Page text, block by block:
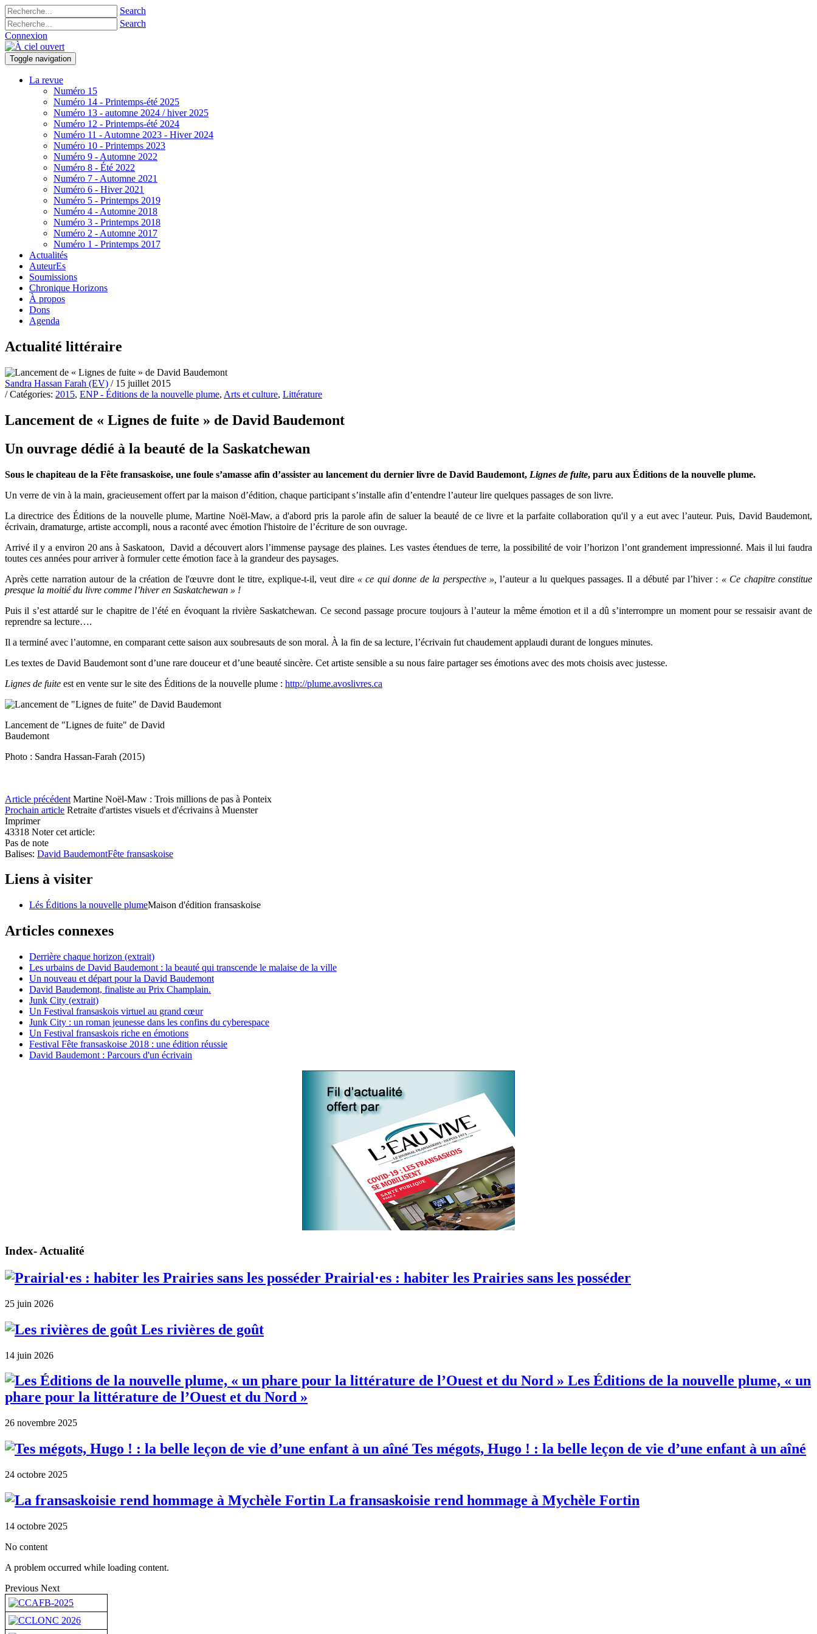
Search
Search
Connexion
Toggle navigation
La revue
Numéro 15
Numéro 14 - Printemps-été 2025
Numéro 13 - automne 2024 / hiver 2025
Numéro 12 - Printemps-été 2024
Numéro 11 - Automne 2023 - Hiver 2024
Numéro 10 - Printemps 2023
Numéro 9 - Automne 2022
Numéro 8 - Été 2022
Numéro 7 - Automne 2021
Numéro 6 - Hiver 2021
Numéro 5 - Printemps 2019
Numéro 4 - Automne 2018
Numéro 3 - Printemps 2018
Numéro 2 - Automne 2017
Numéro 1 - Printemps 2017
Actualités
AuteurEs
Soumissions
Chronique Horizons
À propos
Dons
Agenda
Actualité littéraire
Sandra Hassan Farah (EV) / 15 juillet 2015
/ Catégories: 2015, ENP - Éditions de la nouvelle plume, Arts et culture, Littérature
Lancement de « Lignes de fuite » de David Baudemont
Un ouvrage dédié à la beauté de la Saskatchewan
Sous le chapiteau de la Fête fransaskoise, une foule s’amasse afin d’assister au lancement du dernier livre de David Baudemont, Lignes de fuite, paru aux Éditions de la nouvelle plume.
Un verre de vin à la main, gracieusement offert par la maison d’édition, chaque participant s’installe afin d’entendre l’auteur lire quelques passages de son livre.
La directrice des Éditions de la nouvelle plume, Martine Noël-Maw, a d'abord pris la parole afin de saluer la beauté de ce livre et la parfaite collaboration qu'il y a eut avec l’auteur. Puis, David Baudemont,
écrivain, dramaturge, artiste accompli, nous a raconté avec émotion l'histoire de l’écriture de son ouvrage.
Arrivé il y a environ 20 ans à Saskatoon, David a découvert alors l’immense paysage des plaines. Les vastes étendues de terre, la possibilité de voir l’horizon l’ont grandement impressionné. Mais il lui faudra
toutes ces années pour arriver à formuler cette émotion face à la grandeur des paysages.
Après cette narration autour de la création de l'œuvre dont le titre, explique-t-il, veut dire « ce qui donne de la perspective », l’auteur a lu quelques passages. Il a débuté par l’hiver : « Ce chapitre constitue
presque la moitié du livre comme l’hiver en Saskatchewan » !
Puis il s’est attardé sur le chapitre de l’été en évoquant la rivière Saskatchewan. Ce second passage procure toujours à l’auteur la même émotion et il a dû s’interrompre un moment pour se ressaisir avant de
reprendre sa lecture….
Il a terminé avec l’automne, en comparant cette saison aux soubresauts de son moral. À la fin de sa lecture, l’écrivain fut chaudement applaudi durant de longues minutes.
Les textes de David Baudemont sont d’une rare douceur et d’une beauté sincère. Cet artiste sensible a su nous faire partager ses émotions avec des mots choisis avec justesse.
Lignes de fuite est en vente sur le site des Éditions de la nouvelle plume : http://plume.avoslivres.ca
Lancement de "Lignes de fuite" de David
Baudemont
Photo : Sandra Hassan-Farah (2015)
Article précédent Martine Noël-Maw : Trois millions de pas à Ponteix
Prochain article Retraite d'artistes visuels et d'écrivains à Muenster
Imprimer
43318 Noter cet article:
Pas de note
Balises: David BaudemontFête fransaskoise
Liens à visiter
Lés Éditions la nouvelle plumeMaison d'édition fransaskoise
Articles connexes
Derrière chaque horizon (extrait)
Les urbains de David Baudemont : la beauté qui transcende le malaise de la ville
Un nouveau et départ pour la David Baudemont
David Baudemont, finaliste au Prix Champlain.
Junk City (extrait)
Un Festival fransaskois virtuel au grand cœur
Junk City : un roman jeunesse dans les confins du cyberespace
Un Festival fransaskois riche en émotions
Festival Fête fransaskoise 2018 : une édition réussie
David Baudemont : Parcours d'un écrivain
Index- Actualité
Prairial·es : habiter les Prairies sans les posséder
25 juin 2026
Les rivières de goût
14 juin 2026
Les Éditions de la nouvelle plume, « un
phare pour la littérature de l’Ouest et du Nord »
26 novembre 2025
Tes mégots, Hugo ! : la belle leçon de vie d’une enfant à un aîné
24 octobre 2025
La fransaskoisie rend hommage à Mychèle Fortin
14 octobre 2025
No content
A problem occurred while loading content.
Previous Next